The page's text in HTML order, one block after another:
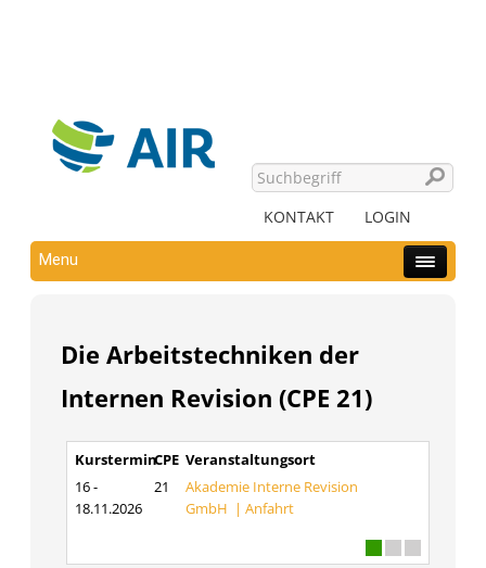
KONTAKT LOGIN
Menu
Die Arbeitstechniken der
Internen Revision (CPE 21)
KursterminCPE Veranstaltungsort
16 -
18.11.2026
21
Akademie Interne Revision
GmbH |Anfahrt